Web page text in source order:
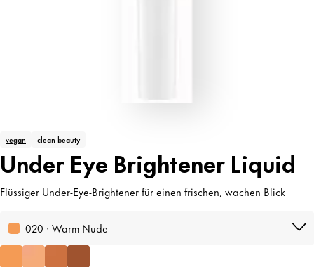
vegan clean beauty
Under Eye Brightener Liquid
Flüssiger Under-Eye-Brightener für einen frischen, wachen Blick
020 · Warm Nude